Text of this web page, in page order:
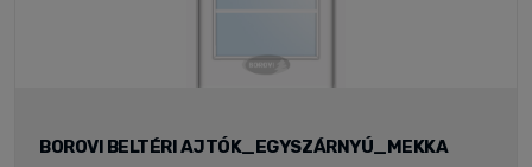
BOROVI BELTÉRI AJTÓK_EGYSZÁRNYÚ_MEKKA